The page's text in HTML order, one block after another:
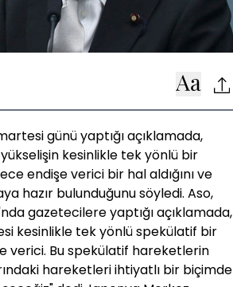
günü yaptığı açıklamada,
kesinlikle tek yönlü bir
endişe verici bir hal aldığını ve
hazır bulunduğunu söyledi. Aso,
gazetecilere yaptığı açıklamada,
kesinlikle tek yönlü spekülatif bir
verici. Bu spekülatif hareketlerin
hareketleri ihtiyatlı bir biçimde